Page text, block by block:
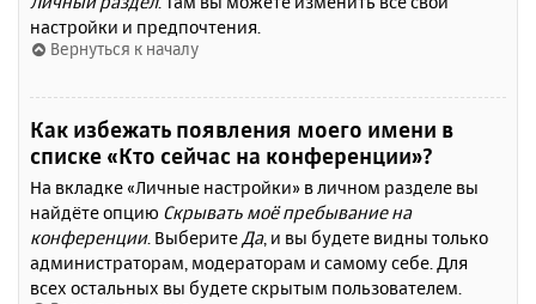
настройки и предпочтения.
Вернуться к началу
Как избежать появления моего имени в
списке «Кто сейчас на конференции»?
На вкладке «Личные настройки» в личном разделе вы
найдёте опцию Скрывать моё пребывание на
конференции. Выберите Да, и вы будете видны только
администраторам, модераторам и самому себе. Для
всех остальных вы будете скрытым пользователем.